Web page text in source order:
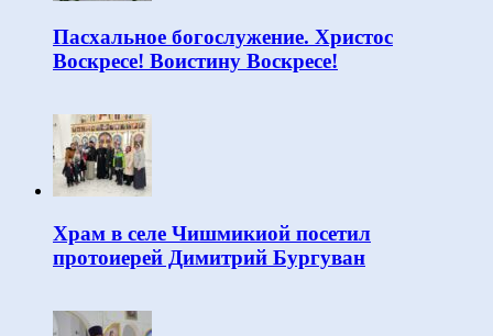
Пасхальное богослужение. Христос
Воскресе! Воистину Воскресе!
Храм в селе Чишмикиой посетил
протоиерей Димитрий Бургуван